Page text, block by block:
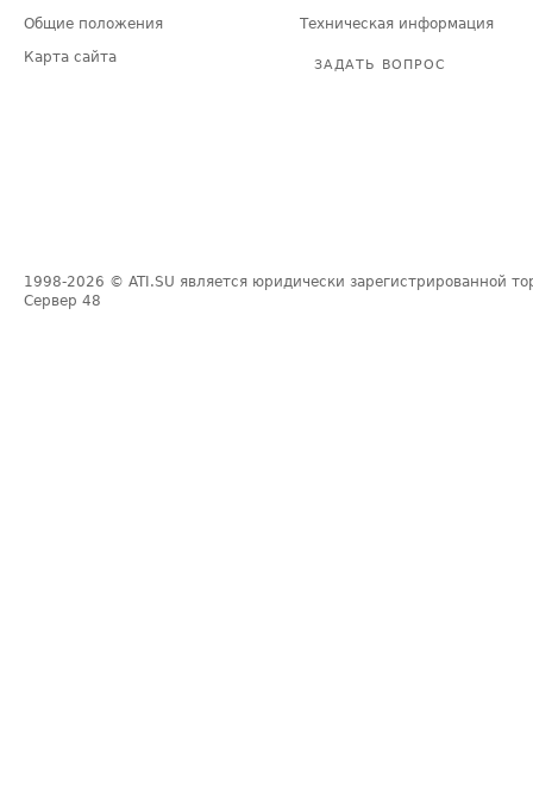
Общие положения
Карта сайта
Техническая информация
ЗАДАТЬ ВОПРОС
1998-2026 © ATI.SU является юридически зарегистрированной
Сервер 48